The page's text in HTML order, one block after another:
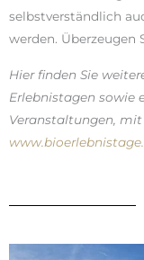
selbstverständlich
werden. Überzeugen
Hier finden Sie
Erlebnistagen sowie
Veranstaltungen,